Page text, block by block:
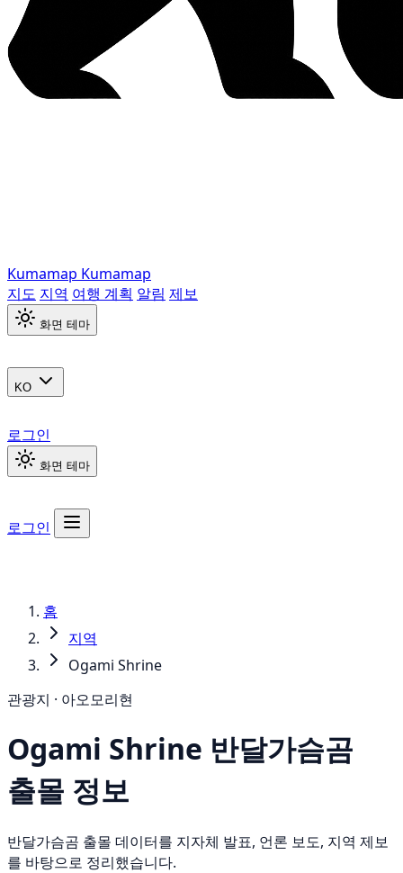
Kumamap Kumamap
지도 지역 여행 계획 알림 제보
화면 테마
KO
로그인
화면 테마
로그인
홈
지역
Ogami Shrine
관광지 · 아오모리현
Ogami Shrine 반달가슴곰
출몰 정보
반달가슴곰 출몰 데이터를 지자체 발표, 언론 보도, 지역 제보
를 바탕으로 정리했습니다.